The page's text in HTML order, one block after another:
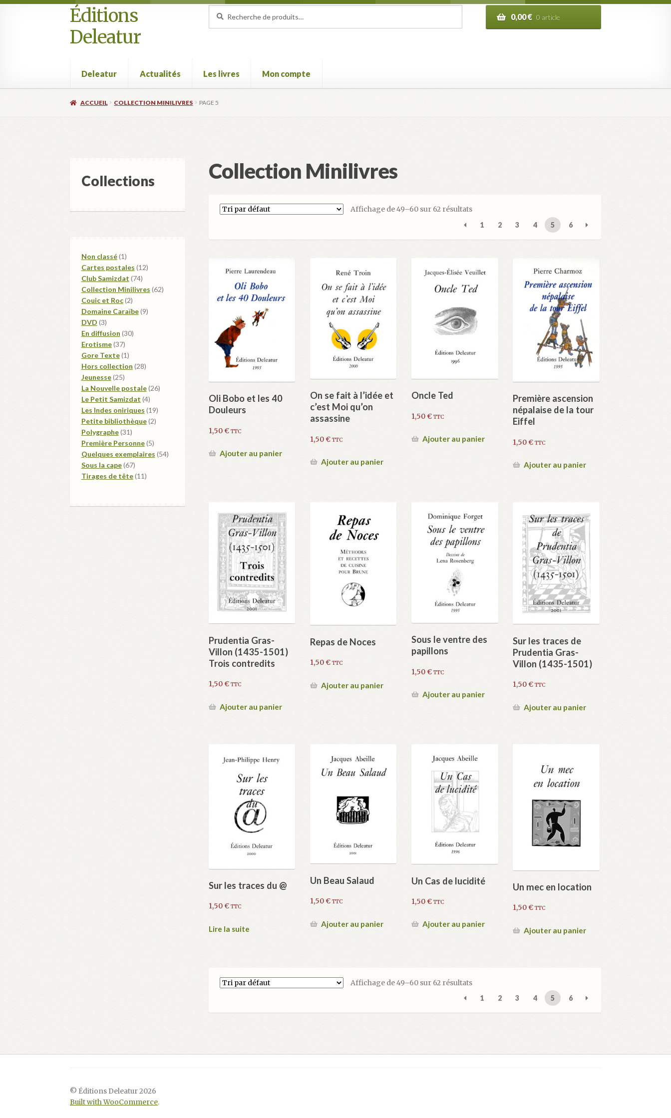
Aller
à
Aller
au
contenu
Éditions
Deleatur
pour :
0,00€ 0 article
Deleatur Actualités Les livres Mon compte
Accueil Boutique DeleaturFestival One Minute Film international de Champcella
ACCUEIL COLLECTION MINILIVRES PAGE 5
Collection Minilivres
Affichage de 49–60 sur 62 résultats
1 2 3 4 5 6
Oli Bobo et les 40
Douleurs
1,50€ TTC
Ajouter au panier
On se fait à l’idée et
c’est Moi qu’on
assassine
1,50€ TTC
Ajouter au panier
Oncle Ted
1,50€ TTC
Ajouter au panier
Première ascension
népalaise de la tour
Eiffel
1,50€ TTC
Ajouter au panier
Prudentia Gras-
Villon (1435-1501)
Trois contredits
1,50€ TTC
Ajouter au panier
Repas de Noces
1,50€ TTC
Ajouter au panier
Sous le ventre des
papillons
1,50€ TTC
Ajouter au panier
Sur les traces de
Prudentia Gras-
Villon (1435-1501)
1,50€ TTC
Ajouter au panier
Sur les traces du @
1,50€ TTC
Lire la suite
Un Beau Salaud
1,50€ TTC
Ajouter au panier
Un Cas de lucidité
1,50€ TTC
Ajouter au panier
Un mec en location
1,50€ TTC
Ajouter au panier
Affichage de 49–60 sur 62 résultats
1 2 3 4 5 6
Collections
Non classé 11
produit
Cartes postales 1212
Club Samizdat 7474
produits
Collection Minilivres 6262
Couic et Roc 22
produits
Domaine Caraïbe 99
DVD 33
produits
En diffusion 3030
Erotisme 3737
produits
Gore Texte 11
produit
Hors collection 2828
Jeunesse 2525
produits
La Nouvelle postale 2626
Le Petit Samizdat 44
produits
Les Indes oniriques 1919
produits
Petite bibliothèque 22
Polygraphe 3131
produits
Première Personne 55
produits
Quelques exemplaires 5454
Sous la cape 6767
produits
Tirages de tête 1111
© Éditions Deleatur 2026
Built with WooCommerce.